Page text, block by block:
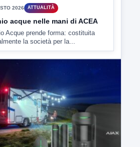
la società per la...